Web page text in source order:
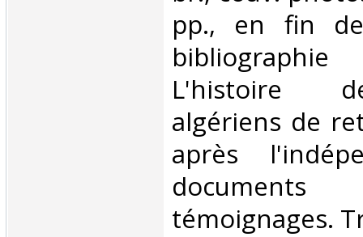
pp., en fin
L'histoire
algériens de
après
témoignages.